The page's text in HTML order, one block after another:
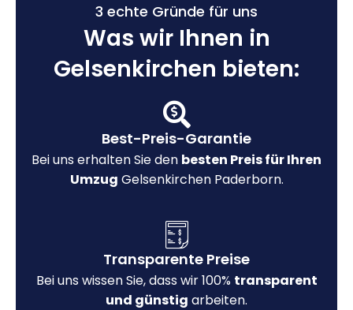
3 echte Gründe für uns
Was wir Ihnen in
Gelsenkirchen bieten:
Best-Preis-Garantie
Bei uns erhalten Sie den besten Preis für Ihren
Umzug Gelsenkirchen Paderborn.
Transparente Preise
Bei uns wissen Sie, dass wir 100% transparent
und günstig arbeiten.